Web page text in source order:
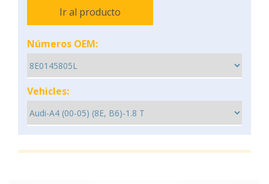
Ir al producto
Números OEM:
Vehicles: